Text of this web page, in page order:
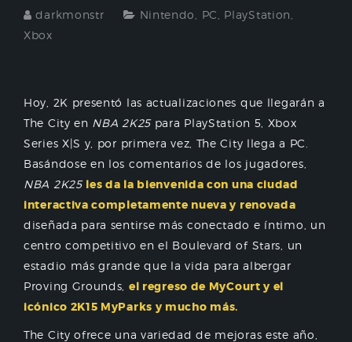
darkmonstr Nintendo PC PlayStation
Xbox
Hoy, 2K presentó las actualizaciones que llegarán a
The City en NBA 2K25para PlayStation 5, Xbox
Series X|S y, por primera vez, The City llega a PC.
Basándose en los comentarios de los jugadores,
NBA 2K25 les da la bienvenida con una ciudad
interactiva completamente nueva y renovada
diseñada para sentirse más conectado e íntimo, un
centro competitivo en el Boulevard of Stars, un
estadio más grande que la vida para albergar
Proving Grounds, el regreso de MyCourt y el
icónico 2K15 MyParks y mucho más.
The City ofrece una variedad de mejoras este año,